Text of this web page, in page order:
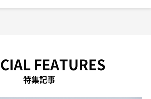
FEATURES
特集記事